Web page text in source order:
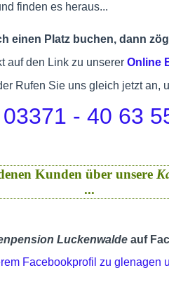
finden es heraus...
einen Platz buchen, dann
auf den Link zu unserer Online
Rufen Sie uns gleich jetzt an,
03371 - 40 63
Kunden über unsere
...
Luckenwalde auf
Facebookprofil zu glenagen